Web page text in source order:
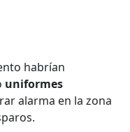
habrían
uniformes
alarma en la zona